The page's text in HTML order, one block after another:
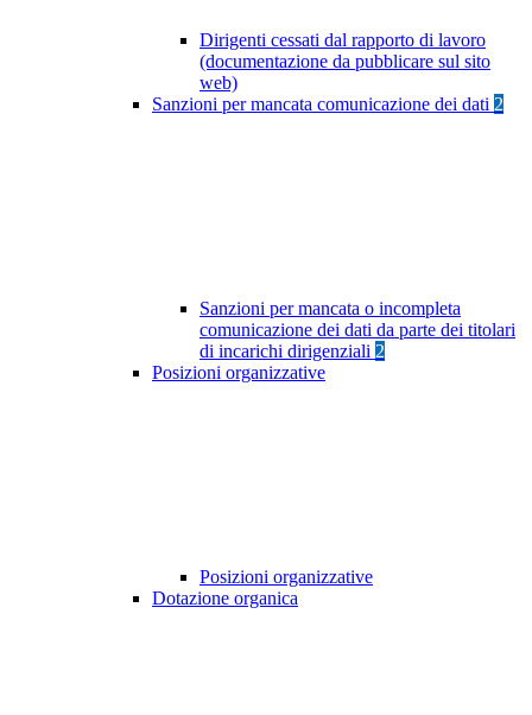
Dirigenti cessati dal rapporto di lavoro
(documentazione da pubblicare sul sito
web)
Sanzioni per mancata comunicazione dei dati 2
Sanzioni per mancata o incompleta
comunicazione dei dati da parte dei titolari
di incarichi dirigenziali 2
Posizioni organizzative
Posizioni organizzative
Dotazione organica